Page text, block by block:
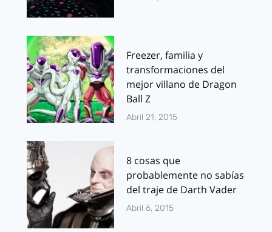
Freezer, familia y
transformaciones del
mejor villano de Dragon
Ball Z
Abril 21, 2015
8 cosas que
probablemente no sabías
del traje de Darth Vader
Abril 6, 2015